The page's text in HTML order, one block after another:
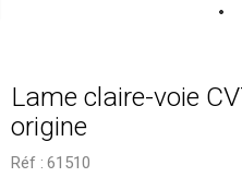
Lame claire-voie
origine
Réf : 61510